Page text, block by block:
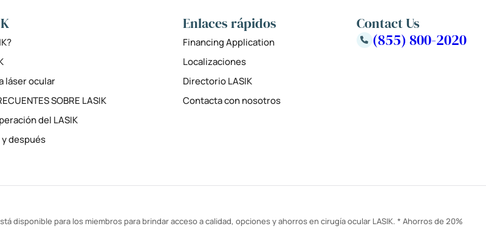
láser ocular
SOBRE LASIK
del LASIK
después
Enlaces rápidos
Financing Application
Localizaciones
Directorio LASIK
Contacta con nosotros
Contact Us
(855) 800-2020
disponible para los miembros para brindar acceso a calidad, opciones y ahorros en cirugía ocular LASIK. * Ahorros de 20%